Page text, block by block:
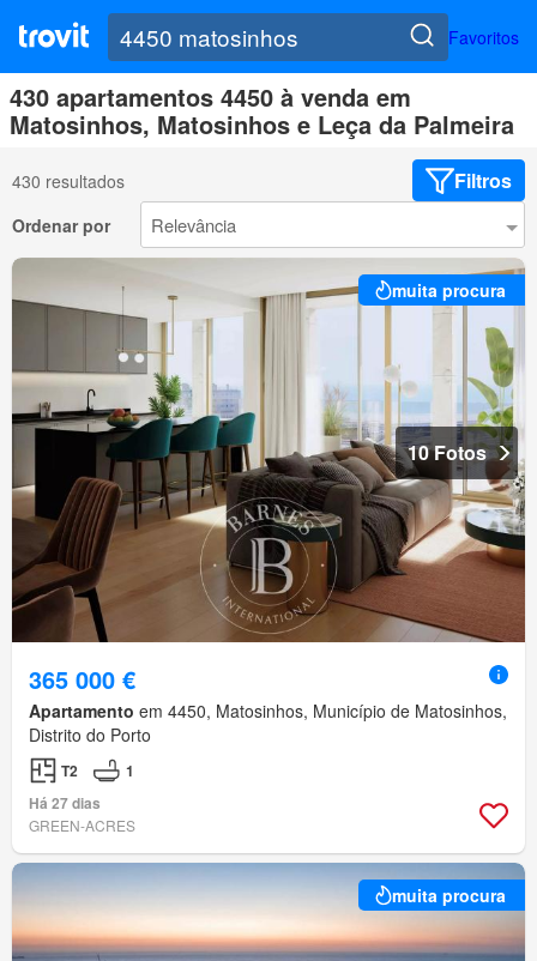
Favoritos
430 apartamentos 4450 à venda em
Matosinhos, Matosinhos e Leça da Palmeira
430 resultados Filtros
Ordenar por
muita procura
10 Fotos
365 000 €
Apartamento em 4450, Matosinhos, Município de Matosinhos,
Distrito do Porto
T2
1
Há 27 dias
GREEN-ACRES
muita procura